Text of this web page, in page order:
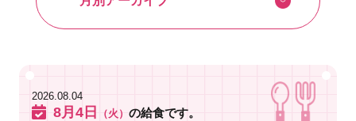
2026.08.04
8月4日 （火） の給食です。